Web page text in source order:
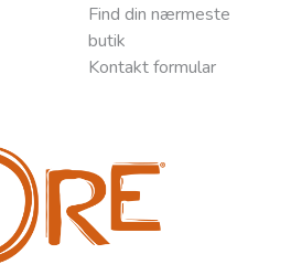
Find din nærmeste
butik
Kontaktformular